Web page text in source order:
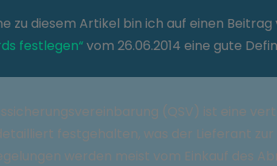
zu diesem Artikel bin ich auf einen
festlegen“vom 26.06.2014 eine gute
(QSV) ist eine
festgehalten, was der Lieferant
werden meist vom Einkauf des